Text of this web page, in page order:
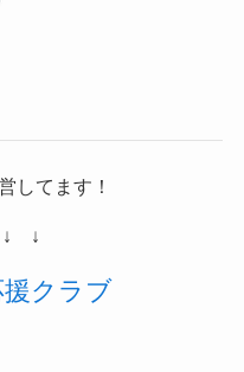
してます！
↓
クラブ